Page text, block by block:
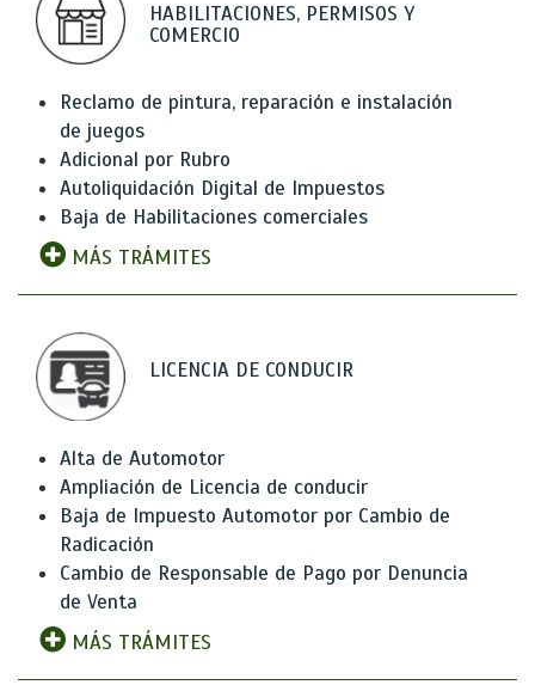
HABILITACIONES, PERMISOS Y
COMERCIO
Reclamo de pintura, reparación e instalación
de juegos
Adicional por Rubro
Autoliquidación Digital de Impuestos
Baja de Habilitaciones comerciales
MÁS TRÁMITES
LICENCIA DE CONDUCIR
Alta de Automotor
Ampliación de Licencia de conducir
Baja de Impuesto Automotor por Cambio de
Radicación
Cambio de Responsable de Pago por Denuncia
de Venta
MÁS TRÁMITES